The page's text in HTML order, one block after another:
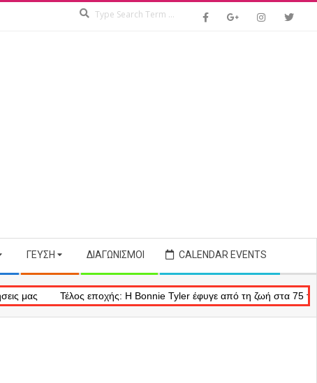
ΓΕΎΣΗ ΔΙΑΓΩΝΙΣΜΟΊ CALENDAR EVENTS
Τέλος εποχής: Η Bonnie Tyler έφυγε από τη ζωή στα 75 της